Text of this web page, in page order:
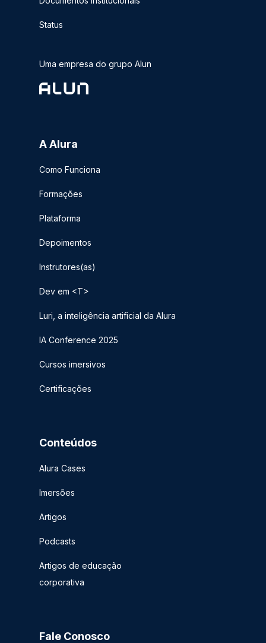
Status
Uma empresa do grupo Alun
A Alura
Como Funciona
Formações
Plataforma
Depoimentos
Instrutores(as)
Dev em <T>
Luri, a inteligência artificial da Alura
IA Conference 2025
Cursos imersivos
Certificações
Conteúdos
Alura Cases
Imersões
Artigos
Podcasts
Artigos de educação
corporativa
Fale Conosco